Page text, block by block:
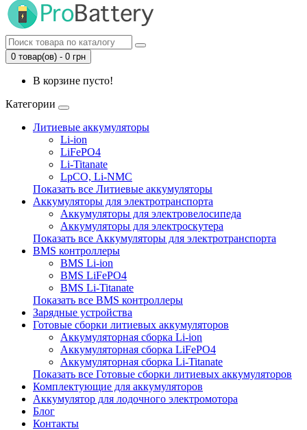
0 товар(ов) - 0 грн
В корзине пусто!
Категории
Литиевые аккумуляторы
Li-ion
LiFePO4
Li-Titanate
LpCO, Li-NMC
Показать все Литиевые аккумуляторы
Аккумуляторы для электротранспорта
Аккумуляторы для электровелосипеда
Аккумуляторы для электроскутера
Показать все Аккумуляторы для электротранспорта
BMS контроллеры
BMS Li-ion
BMS LiFePO4
BMS Li-Titanate
Показать все BMS контроллеры
Зарядные устройства
Готовые сборки литиевых аккумуляторов
Аккумуляторная сборка Li-ion
Аккумуляторная сборка LiFePO4
Аккумуляторная сборка Li-Titanate
Показать все Готовые сборки литиевых аккумуляторов
Комплектующие для аккумуляторов
Аккумулятор для лодочного электромотора
Блог
Контакты